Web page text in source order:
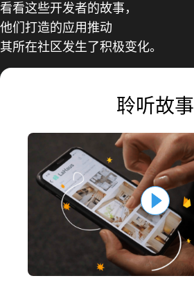
看看这些开发者的故事，
他们打造的应用推动
其所在社区发生了积极变化。
聆听故事